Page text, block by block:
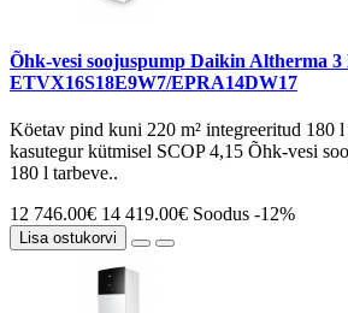
Õhk-vesi soojuspump Daikin Altherma
ETVX16S18E9W7/EPRA14DW17
Köetav pind kuni 220 m² integreeritud 180
kasutegur kütmisel SCOP 4,15 Õhk-vesi
180 l tarbeve..
12 746.00€ 14 419.00€ Soodus -12%
Lisa ostukorvi